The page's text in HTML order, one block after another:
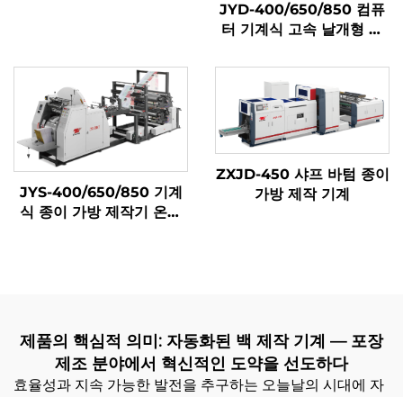
JYD-400/650/850 컴퓨
터 기계식 고속 날개형 종
JYS-400/650/850 기계
식 종이 가방 제작기 온라
ZXJD-450 샤프 바텀 종이
가방 제작 기계
제품의 핵심적 의미: 자동화된 백 제작 기계 — 포장
제조 분야에서 혁신적인 도약을 선도하다
효율성과 지속 가능한 발전을 추구하는 오늘날의 시대에 자